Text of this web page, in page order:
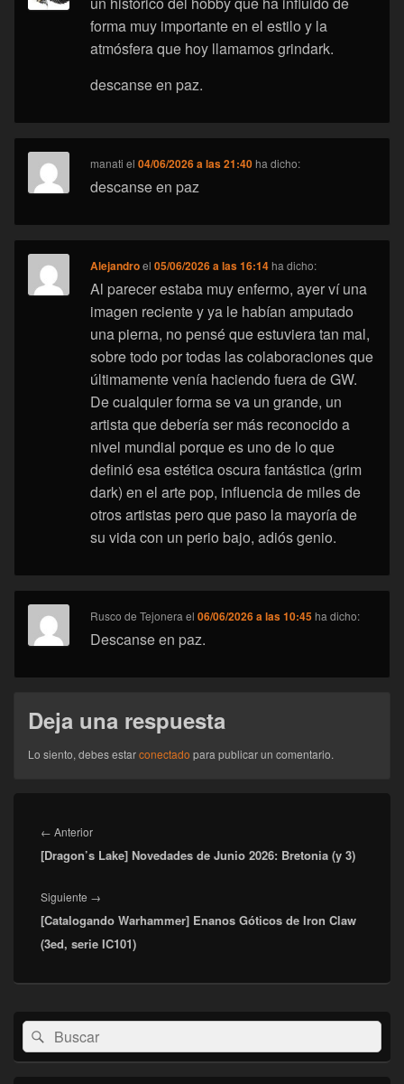
forma muy importante en el estilo y la
atmósfera que hoy llamamos grindark.
descanse en paz.
manati el04/06/2026 a las 21:40 ha dicho:
descanse en paz
Alejandroel05/06/2026 a las 16:14 ha dicho:
Al parecer estaba muy enfermo, ayer ví una
imagen reciente y ya le habían amputado
una pierna, no pensé que estuviera tan mal,
sobre todo por todas las colaboraciones que
últimamente venía haciendo fuera de GW.
De cualquier forma se va un grande, un
artista que debería ser más reconocido a
nivel mundial porque es uno de lo que
definió esa estética oscura fantástica (grim
dark) en el arte pop, influencia de miles de
otros artistas pero que paso la mayoría de
su vida con un perio bajo, adiós genio.
Rusco de Tejonera el06/06/2026 a las 10:45 ha dicho:
Descanse en paz.
Deja una respuesta
Lo siento, debes estarconectado para publicar un comentario.
de
entradas
← AnteriorEntrada
anterior:
[Dragon’s Lake] Novedades de Junio 2026: Bretonia (y 3)
Siguiente →
siguiente:
[Catalogando Warhammer] Enanos Góticos de Iron Claw
(3ed, serie IC101)
El
área
de
Buscar
por:
Buscar